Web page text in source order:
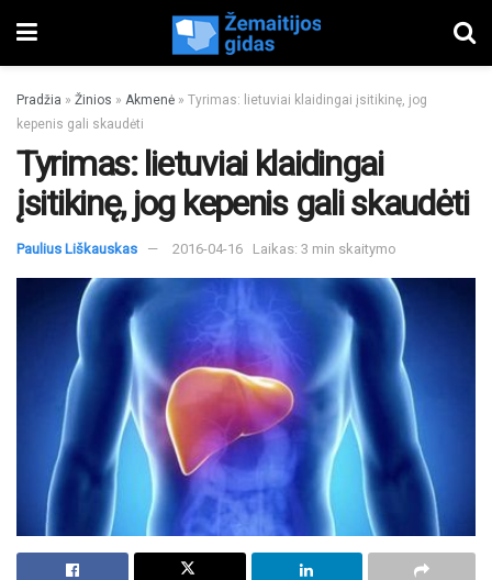
Pradžia » Žinios » Akmenė » Tyrimas: lietuviai klaidingai įsitikinę, jog
kepenis gali skaudėti
Tyrimas: lietuviai klaidingai
įsitikinę, jog kepenis gali skaudėti
Paulius Liškauskas 2016-04-16 Laikas: 3 min skaitymo